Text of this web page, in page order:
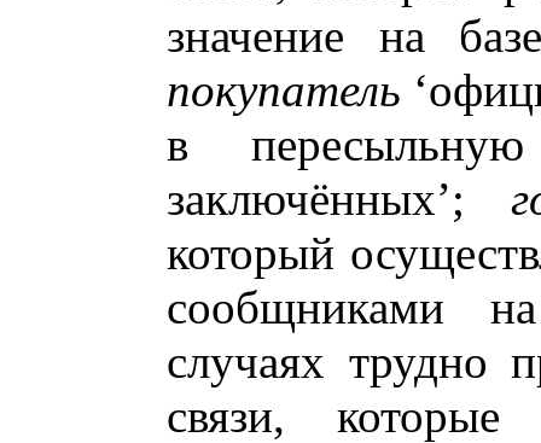
значение на
покупатель
в
заключённых’;
который
сообщниками
случаях трудно
связи, которые